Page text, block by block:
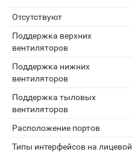
Отсутствуют
Поддержка верхних
вентиляторов
Поддержка нижних
вентиляторов
Поддержка тыловых
вентиляторов
Расположение портов
Типы интерфейсов на лицевой